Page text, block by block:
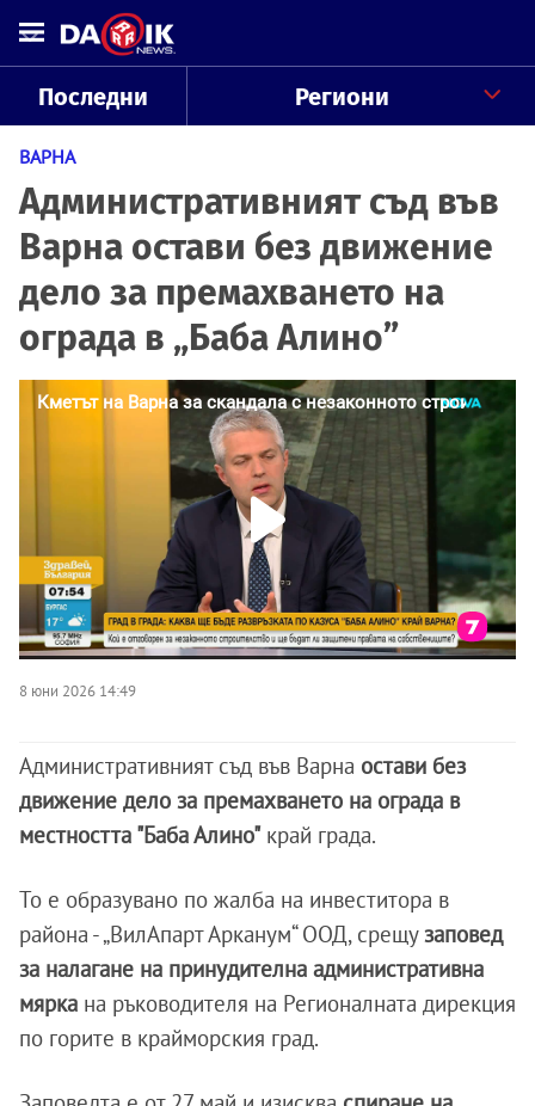
Последни Региони
ВАРНА
Административният съд във
Варна остави без движение
дело за премахването на
ограда в „Баба Алино”
8 юни 2026 14:49
Административният съд във Варна остави без
движение дело за премахването на ограда в
местността "Баба Алино"край града.
То е образувано по жалба на инвеститора в
района - „ВилАпарт Арканум“ ООД, срещузаповед
за налагане на принудителна административна
мярка на ръководителя на Регионалната дирекция
по горите в крайморския град.